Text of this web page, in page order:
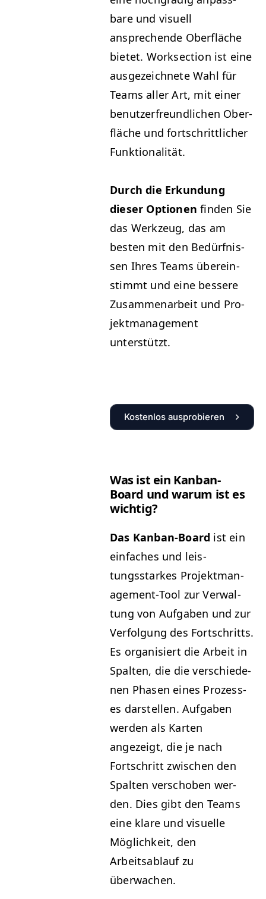
bare und visuell
ansprechende Ober­fläche
bietet. Work­sec­tion ist eine
aus­geze­ich­nete Wahl für
Teams aller Art, mit ein­er
benutzer­fre­undlichen Ober­
fläche und fortschrit­tlich­er
Funktionalität.
Durch die Erkun­dung
dieser Optio­nen find­en Sie
das Werkzeug, das am
besten mit den Bedürfnis­
sen Ihres Teams übere­in­
stimmt und eine bessere
Zusam­me­nar­beit und Pro­
jek­t­man­age­ment
unterstützt.
Kostenlos ausprobieren
Was ist ein Kan­ban-
Board und warum ist es
wichtig?
Das Kan­ban-Board ist ein
ein­fach­es und leis­
tungsstarkes Pro­jek­t­man­
age­ment-Tool zur Ver­wal­
tung von Auf­gaben und zur
Ver­fol­gung des Fortschritts.
Es organ­isiert die Arbeit in
Spal­ten, die die ver­schiede­
nen Phasen eines Prozess­
es darstellen. Auf­gaben
wer­den als Karten
angezeigt, die je nach
Fortschritt zwis­chen den
Spal­ten ver­schoben wer­
den. Dies gibt den Teams
eine klare und visuelle
Möglichkeit, den
Arbeitsablauf zu
überwachen.